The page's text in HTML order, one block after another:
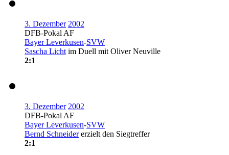
3. Dezember 2002
DFB-Pokal AF
Bayer Leverkusen-SVW
Sascha Licht im Duell mit Oliver Neuville
2:1
3. Dezember 2002
DFB-Pokal AF
Bayer Leverkusen-SVW
Bernd Schneidererzielt den Siegtreffer
2:1